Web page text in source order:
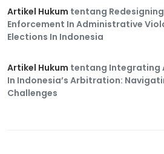
Artikel Hukum tentang
Enforcement In Administrative
Elections In Indonesia
Artikel Hukum tentang Integrating
In Indonesia’s Arbitration:
Challenges